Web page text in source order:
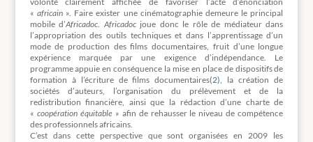
« africain ». Faire exister une cinématographie demeure le principal
mobile d’Africadoc Africadocjoue donc le rôle de médiateur dans
l’appropriation des outils techniques et dans l’apprentissage d’un
mode de production des films documentaires, fruit d’une longue
expérience marquée par une exigence d’indépendance. Le
programme appuie en conséquence la mise en place de dispositifs de
formation à l’écriture de films documentaires(2) , la création de
sociétés d’auteurs, l’organisation du prélèvement et de la
redistribution financière, ainsi que la rédaction d’une charte de
« coopération équitable » afin de rehausser le niveau de compétence
des professionnels africains.
C’est dans cette perspective que sont organisées en 2009 les